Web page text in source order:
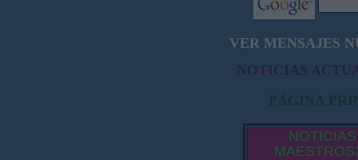
VER MENSAJES
NOTICIAS
PÁGINA
NOTICIAS